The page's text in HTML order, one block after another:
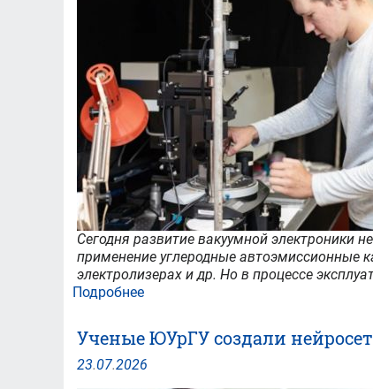
Сегодня развитие вакуумной электроники
применение углеродные автоэмиссионные
электролизерах и др. Но в процессе
Подробнее
апгрейд:
физики
ЮУрГУ
Ученые ЮУрГУ создали
23.07.2026